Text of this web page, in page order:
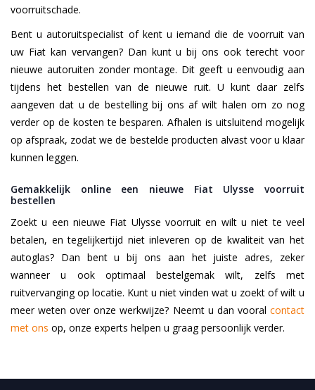
voorruitschade.
Bent u autoruitspecialist of kent u iemand die de voorruit van
uw Fiat kan vervangen? Dan kunt u bij ons ook terecht voor
nieuwe autoruiten zonder montage. Dit geeft u eenvoudig aan
tijdens het bestellen van de nieuwe ruit. U kunt daar zelfs
aangeven dat u de bestelling bij ons af wilt halen om zo nog
verder op de kosten te besparen. Afhalen is uitsluitend mogelijk
op afspraak, zodat we de bestelde producten alvast voor u klaar
kunnen leggen.
Gemakkelijk online een nieuwe Fiat Ulysse voorruit
bestellen
Zoekt u een nieuwe Fiat Ulysse voorruit en wilt u niet te veel
betalen, en tegelijkertijd niet inleveren op de kwaliteit van het
autoglas? Dan bent u bij ons aan het juiste adres, zeker
wanneer u ook optimaal bestelgemak wilt, zelfs met
ruitvervanging op locatie. Kunt u niet vinden wat u zoekt of wilt u
meer weten over onze werkwijze? Neemt u dan vooral contact
met ons op, onze experts helpen u graag persoonlijk verder.